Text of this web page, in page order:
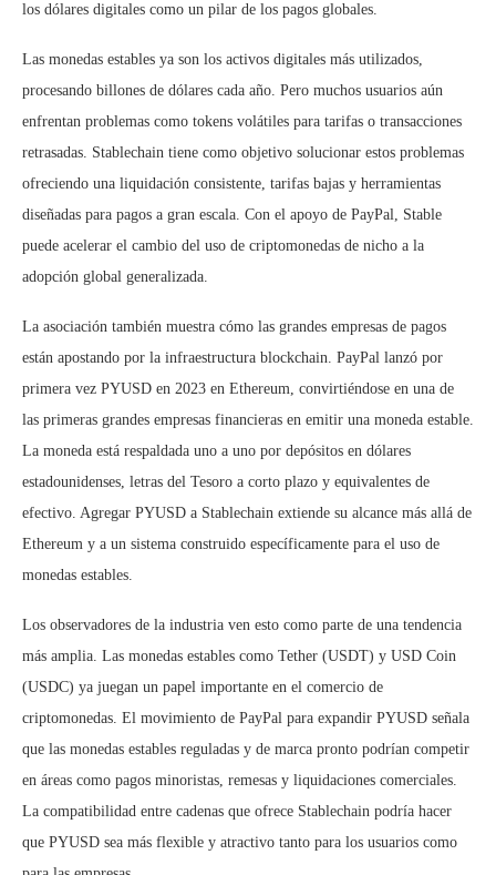
los dólares digitales como un pilar de los pagos globales.
Las monedas estables ya son los activos digitales más utilizados,
procesando billones de dólares cada año. Pero muchos usuarios aún
enfrentan problemas como tokens volátiles para tarifas o transacciones
retrasadas. Stablechain tiene como objetivo solucionar estos problemas
ofreciendo una liquidación consistente, tarifas bajas y herramientas
diseñadas para pagos a gran escala. Con el apoyo de PayPal, Stable
puede acelerar el cambio del uso de criptomonedas de nicho a la
adopción global generalizada.
La asociación también muestra cómo las grandes empresas de pagos
están apostando por la infraestructura blockchain. PayPal lanzó por
primera vez PYUSD en 2023 en Ethereum, convirtiéndose en una de
las primeras grandes empresas financieras en emitir una moneda estable.
La moneda está respaldada uno a uno por depósitos en dólares
estadounidenses, letras del Tesoro a corto plazo y equivalentes de
efectivo. Agregar PYUSD a Stablechain extiende su alcance más allá de
Ethereum y a un sistema construido específicamente para el uso de
monedas estables.
Los observadores de la industria ven esto como parte de una tendencia
más amplia. Las monedas estables como Tether (USDT) y USD Coin
(USDC) ya juegan un papel importante en el comercio de
criptomonedas. El movimiento de PayPal para expandir PYUSD señala
que las monedas estables reguladas y de marca pronto podrían competir
en áreas como pagos minoristas, remesas y liquidaciones comerciales.
La compatibilidad entre cadenas que ofrece Stablechain podría hacer
que PYUSD sea más flexible y atractivo tanto para los usuarios como